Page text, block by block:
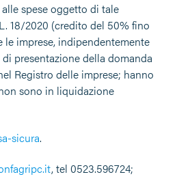
spese oggetto di tale
18/2020 (credito del 50% fino
le imprese, indipendentemente
presentazione della domanda
Registro delle imprese; hanno
sono in liquidazione
sicura.
, tel 0523.596724;